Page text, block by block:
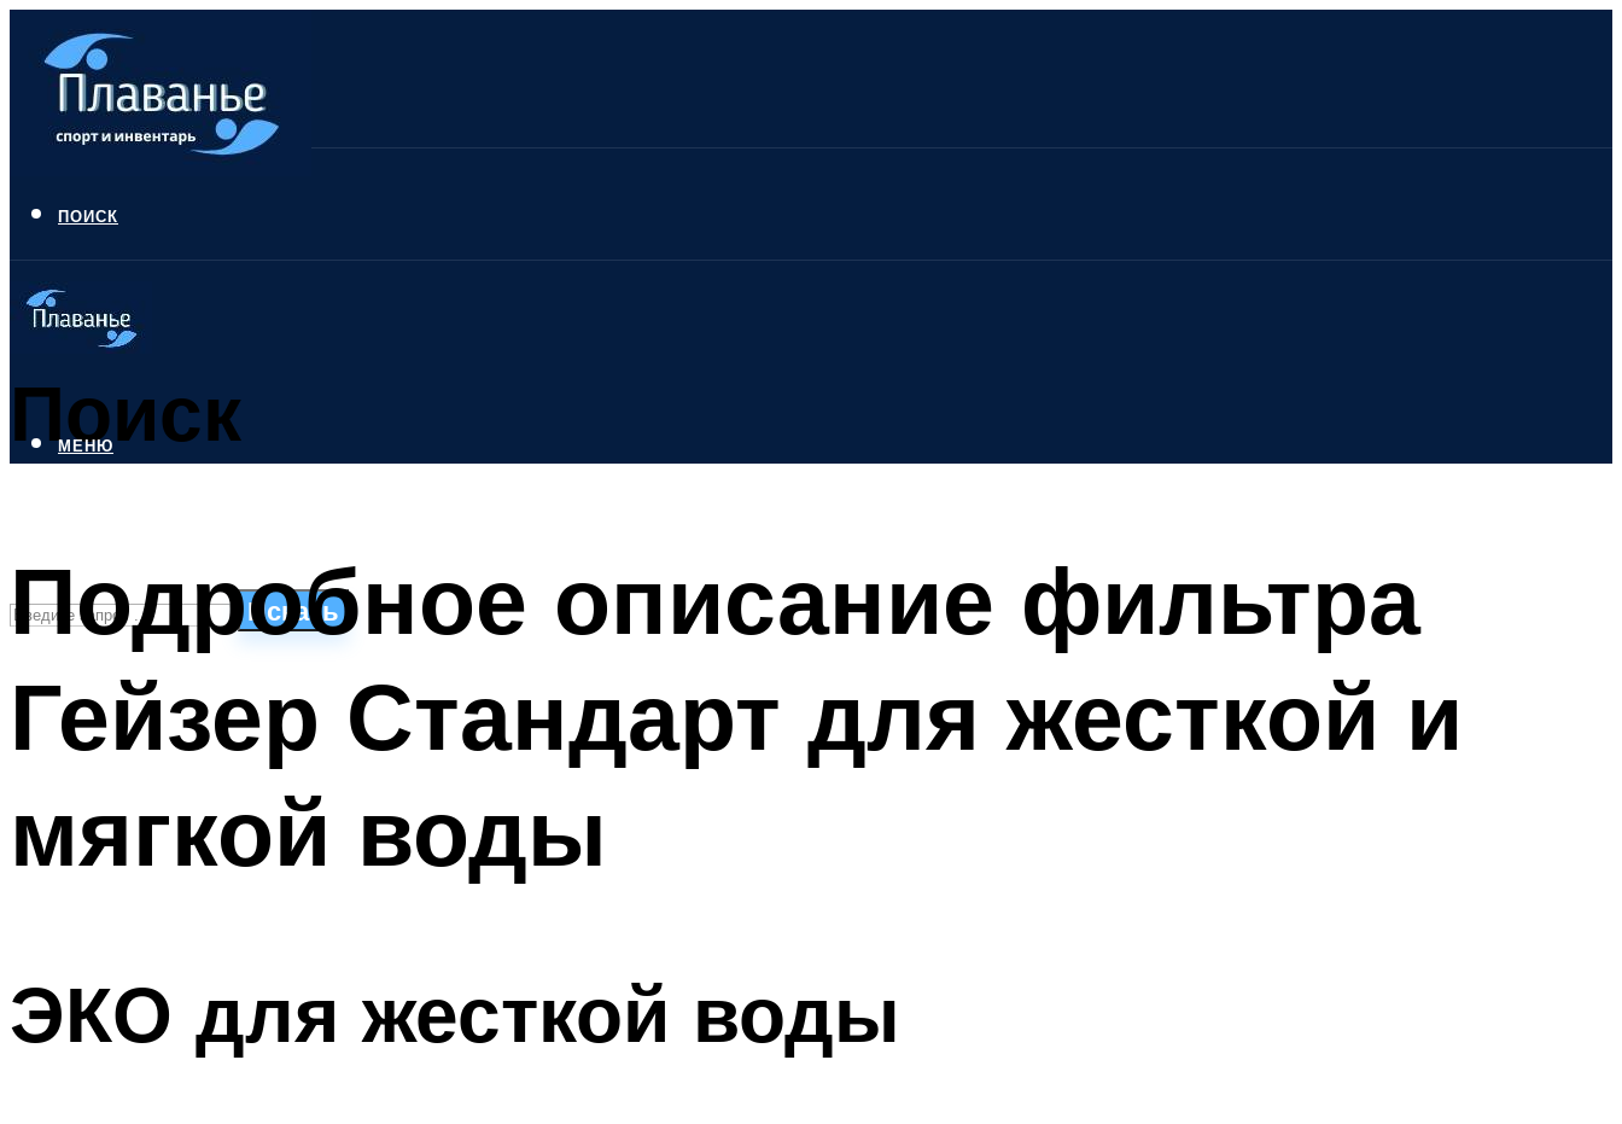
ПОИСК
Поиск
Искать
СТИЛИ ПЛАВАНЬЯ
ПЛАВАНЬЕ ДЛЯ ДЕТЕЙ
ПЛАВАНЬЕ ДЛЯ ПОХУДЕНИЯ
ОЧИСТКА БАССЕЙНОВ
МЕНЮ
Подробное описание фильтра
Гейзер Стандарт для жесткой и
мягкой воды
ЭКО для жесткой воды